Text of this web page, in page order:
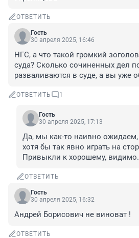
ОТВЕТИТЬ
Гость
30 апреля 2025, 16:46
НГС, а что такой громкий
суда? Сколько сочиненных дел
разваливаются в суде, а вы уже
ОТВЕТИТЬ 1
Гость
30 апреля 2025, 17:13
Да, мы как-то наивно ожидаем,
хотя бы так явно играть на
Привыкли к хорошему,
ОТВЕТИТЬ
Гость
30 апреля 2025, 16:32
Андрей Борисович не виноват !
ОТВЕТИТЬ